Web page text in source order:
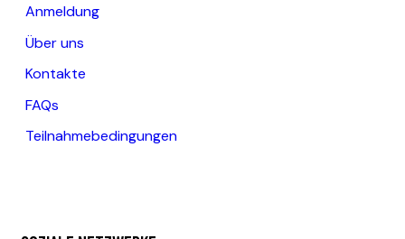
Anmeldung
Über uns
Kontakte
FAQs
Teilnahmebedingungen